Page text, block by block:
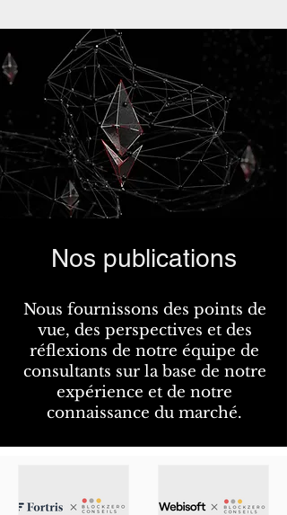
Nos publications
Nous fournissons des points de
vue, des perspectives et des
réflexions de notre équipe de
consultants sur la base de notre
expérience et de notre
connaissance du marché.